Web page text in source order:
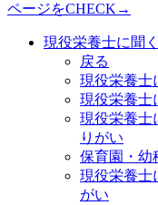
ページをCHECK→
現役栄養士に聞
戻る
現役栄養士
現役栄養士
現役栄養士
りがい
保育園・幼
現役栄養士
がい